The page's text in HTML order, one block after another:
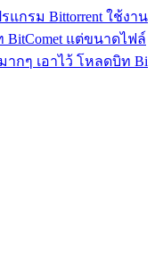
แกรม Bittorrent ใช้งาน
แต่ขนาดไฟล์
ากๆ เอาไว้ โหลดบิท Bi